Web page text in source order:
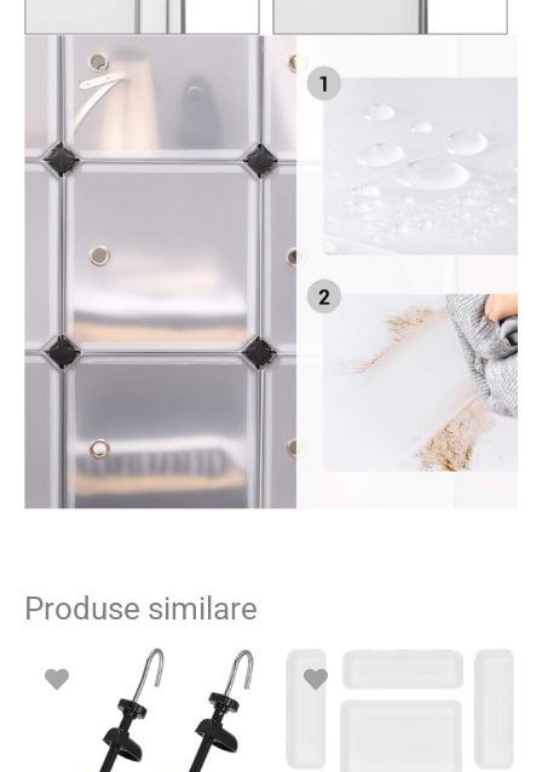
Produse similare
Prețul
inițial
fost:
59.00 lei.
este:
39.00 lei.